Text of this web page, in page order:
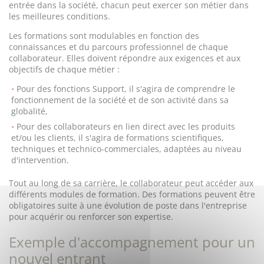
entrée dans la société, chacun peut exercer son métier dans
les meilleures conditions.
Les formations sont modulables en fonction des
connaissances et du parcours professionnel de chaque
collaborateur. Elles doivent répondre aux exigences et aux
objectifs de chaque métier :
Pour des fonctions Support, il s'agira de comprendre le
fonctionnement de la société et de son activité dans sa
globalité,
Pour des collaborateurs en lien direct avec les produits
et/ou les clients, il s'agira de formations scientifiques,
techniques et technico-commerciales, adaptées au niveau
d'intervention.
Tout au long de sa carrière, le collaborateur peut accéder aux
différents modules de formation. Des formations peuvent être
obligatoires suite à une évolution de poste dans l'entreprise
pour acquérir ou renforcer son expertise.
Exemple d'accompagnement pour un
nouvel entrant